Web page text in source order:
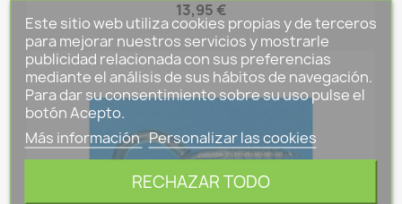
13,95 €
Este sitio web utiliza cookies propias y de terceros
para mejorar nuestros servicios y mostrarle
publicidad relacionada con sus preferencias
mediante el análisis de sus hábitos de navegación.
Para dar su consentimiento sobre su uso pulse el
botón Acepto.
Más información Personalizar las cookies
RECHAZAR TODO